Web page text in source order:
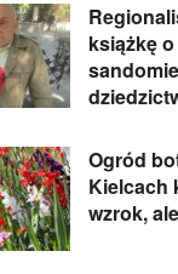
książkę o
Ogród
Kielcach
wzrok,